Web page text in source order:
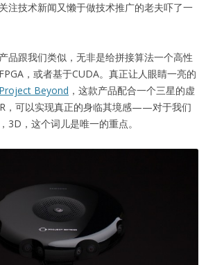
注技术新闻又懒于做技术推广的老夫吓了一
品跟我们类似，无非是给拼接算法一个高性
，或者基于CUDA。真正让人眼睛一亮的
Project Beyond ，这款产品配合一个三星的虚
，可以实现真正的身临其境感——对于我们
3D，这个词儿是唯一的重点。